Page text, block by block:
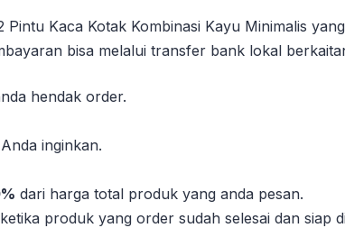
Pintu Kaca Kotak Kombinasi Kayu Minimalis
bisa melalui transfer bank lokal
hendak order.
inginkan.
dari harga total produk yang anda pesan.
produk yang order sudah selesai dan siap